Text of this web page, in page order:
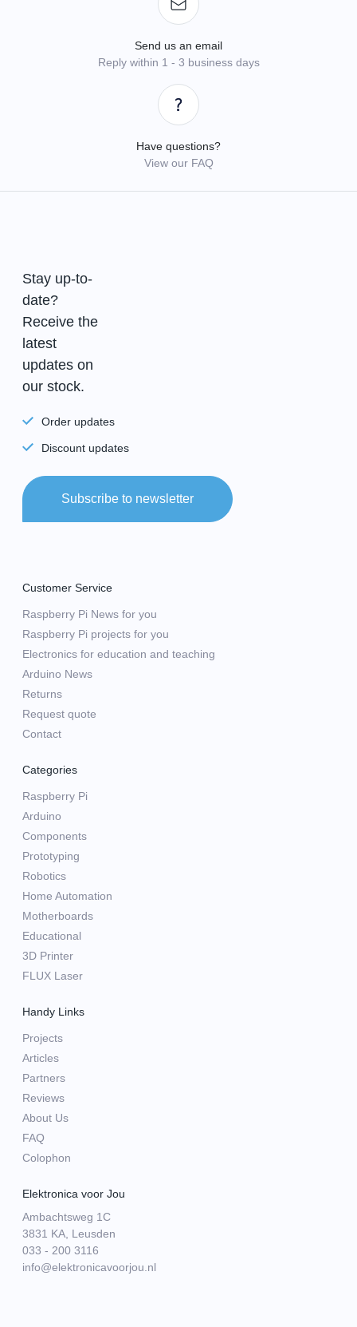
Send us an email
Reply within 1 - 3 business days
Have questions?
View our FAQ
Stay up-to-
date?
Receive the
latest
updates on
our stock.
Order updates
Discount updates
Subscribe to newsletter
Customer Service
Raspberry Pi News for you
Raspberry Pi projects for you
Electronics for education and teaching
Arduino News
Returns
Request quote
Contact
Categories
Raspberry Pi
Arduino
Components
Prototyping
Robotics
Home Automation
Motherboards
Educational
3D Printer
FLUX Laser
Handy Links
Projects
Articles
Partners
Reviews
About Us
FAQ
Colophon
Elektronica voor Jou
Ambachtsweg 1C
3831 KA, Leusden
033 - 200 3116
info@elektronicavoorjou.nl